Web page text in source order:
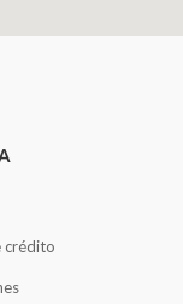
crédito